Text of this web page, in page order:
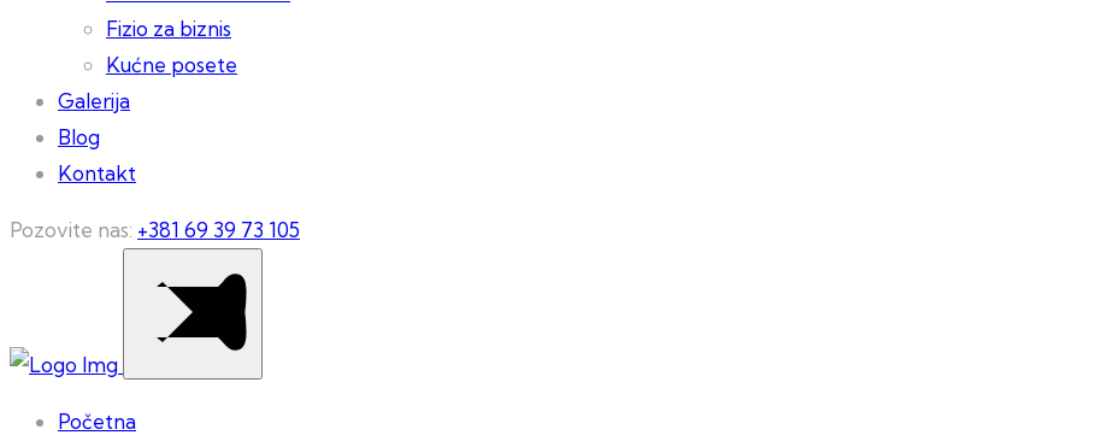
Fizio za biznis
Kućne posete
Galerija
Blog
Kontakt
Pozovite nas: +381 69 39 73 105
Početna